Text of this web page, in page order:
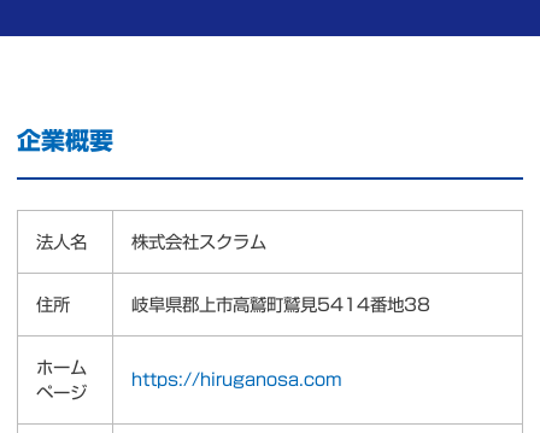
企業概要
法人名 株式会社スクラム
住所 岐阜県郡上市高鷲町鷲見5414番地38
ホーム
ページ
https://hiruganosa.com